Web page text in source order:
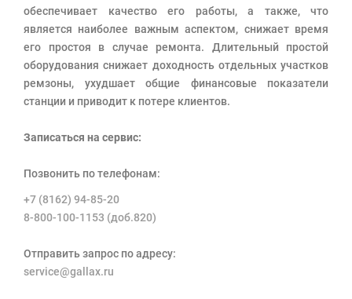
обеспечивает качество его работы, а также, что
является наиболее важным аспектом, снижает время
его простоя в случае ремонта. Длительный простой
оборудования снижает доходность отдельных участков
ремзоны, ухудшает общие финансовые показатели
станции и приводит к потере клиентов.
Записаться на сервис:
Позвонить по телефонам:
+7 (8162) 94-85-20
8-800-100-1153 (доб.820)
Отправить запрос по адресу:
service@gallax.ru